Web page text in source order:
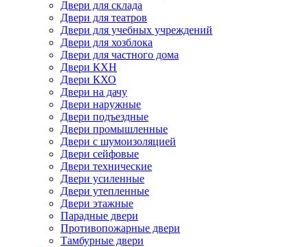
Двери для склада
Двери для театров
Двери для учебных учреждений
Двери для хозблока
Двери для частного дома
Двери КХН
Двери КХО
Двери на дачу
Двери наружные
Двери подъездные
Двери промышленные
Двери с шумоизоляцией
Двери сейфовые
Двери технические
Двери усиленные
Двери утепленные
Двери этажные
Парадные двери
Противопожарные двери
Тамбурные двери